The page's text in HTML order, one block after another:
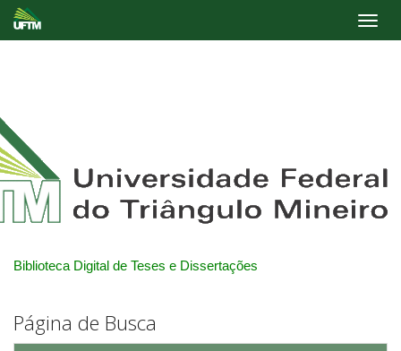
Biblioteca Digital de Teses e Dissertações
Página de Busca